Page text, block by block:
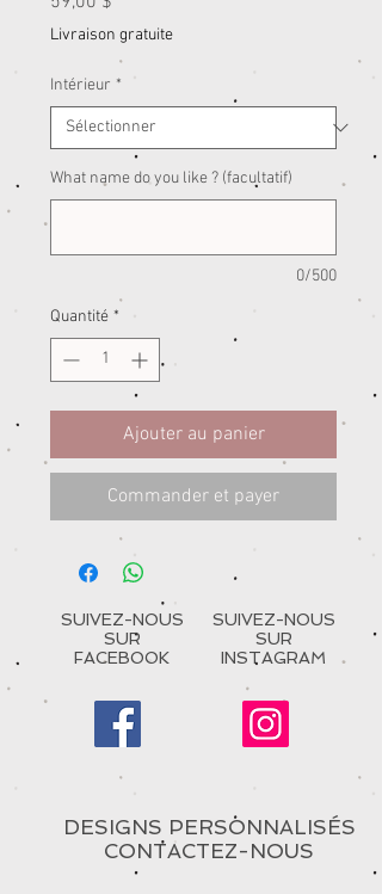
Livraison gratuite
Intérieur *
What name do you like ? (facultatif)
0/500
Quantité *
Ajouter au panier
Commander et payer
SUIVEZ-NOUS
SUR
FACEBOOK
SUIVEZ-NOUS
SUR
INSTAGRAM
DESIGNS PERSONNALISÉS
CONTACTEZ-NOUS